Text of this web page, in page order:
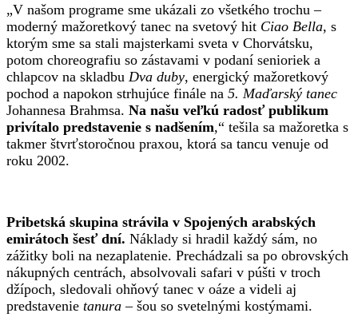
„V našom programe sme ukázali zo všetkého trochu –
moderný mažoretkový tanec na svetový hit Ciao Bella, s
ktorým sme sa stali majsterkami sveta v Chorvátsku,
potom choreografiu so zástavami v podaní senioriek a
chlapcov na skladbu Dva duby, energický mažoretkový
pochod a napokon strhujúce finále na 5. Maďarský tanec
Johannesa Brahmsa. Na našu veľkú radosť publikum
privítalo predstavenie s nadšením,“ tešila sa mažoretka s
takmer štvrťstoročnou praxou, ktorá sa tancu venuje od
roku 2002.
Pribetská skupina strávila v Spojených arabských
emirátoch šesť dní. Náklady si hradil každý sám, no
zážitky boli na nezaplatenie. Prechádzali sa po obrovských
nákupných centrách, absolvovali safari v púšti v troch
džípoch, sledovali ohňový tanec v oáze a videli aj
predstavenie tanura – šou so svetelnými kostýmami.